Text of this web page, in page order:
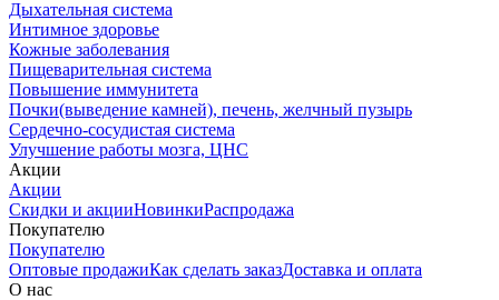
Дыхательная система
Интимное здоровье
Кожные заболевания
Пищеварительная система
Повышение иммунитета
Почки(выведение камней), печень, желчный пузырь
Сердечно-сосудистая система
Улучшение работы мозга, ЦНС
Акции
Акции
Скидки и акцииНовинкиРаспродажа
Покупателю
Покупателю
Оптовые продажиКак сделать заказДоставка и оплата
О нас